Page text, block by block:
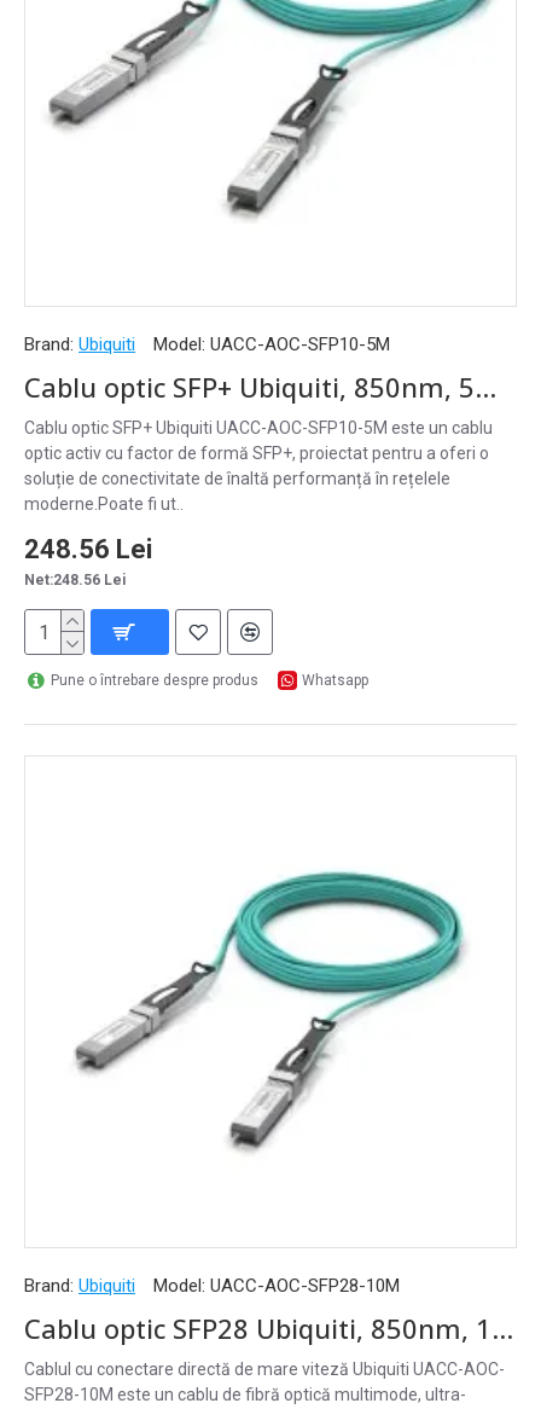
Brand: Ubiquiti Model: UACC-AOC-SFP10-5M
Cablu optic SFP+ Ubiquiti, 850nm, 5m, aqua - UACC-AOC-SFP10-5M
Cablu optic SFP+ Ubiquiti UACC-AOC-SFP10-5M este un cablu
optic activ cu factor de formă SFP+, proiectat pentru a oferi o
soluție de conectivitate de înaltă performanță în rețelele
moderne.Poate fi ut..
248.56 Lei
Net:248.56 Lei
Pune o întrebare despre produs Whatsapp
Brand: Ubiquiti Model: UACC-AOC-SFP28-10M
Cablu optic SFP28 Ubiquiti, 850nm, 10m, aqua - UACC-AOC-SFP28-10M
Cablul cu conectare directă de mare viteză Ubiquiti UACC-AOC-
SFP28-10M este un cablu de fibră optică multimode, ultra-